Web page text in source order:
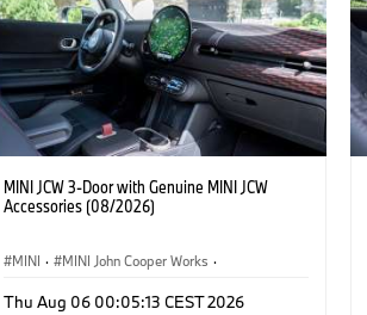
MINI JCW 3-Door with Genuine MINI JCW
Accessories (08/2026)
MINI · MINI John Cooper Works ·
Thu Aug 06 00:05:13 CEST 2026